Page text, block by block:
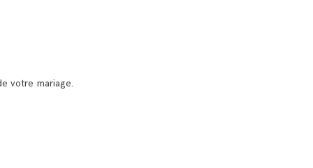
votre mariage.